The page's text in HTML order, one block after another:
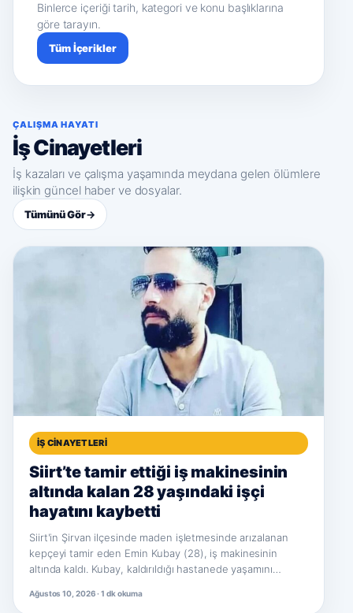
Binlerce içeriği tarih, kategori ve konu başlıklarına
göre tarayın.
Tüm İçerikler
ÇALIŞMA HAYATI
İş Cinayetleri
İş kazaları ve çalışma yaşamında meydana gelen ölümlere
ilişkin güncel haber ve dosyalar.
Tümünü Gör→
İŞ CINAYETLERI
Siirt’te tamir ettiği iş makinesinin
altında kalan 28 yaşındaki işçi
hayatını kaybetti
Siirt'in Şirvan ilçesinde maden işletmesinde arızalanan
kepçeyi tamir eden Emin Kubay (28), iş makinesinin
altında kaldı. Kubay, kaldırıldığı hastanede yaşamını…
Ağustos 10, 2026 · 1 dk okuma